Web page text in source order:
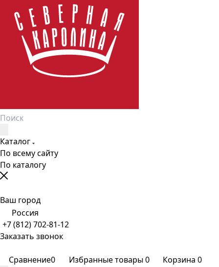
Каталог
По всему сайту
По каталогу
Ваш город
Россия
+7 (812) 702-81-12
Заказать звонок
Сравнение0 Избранные товары0 Корзина 0